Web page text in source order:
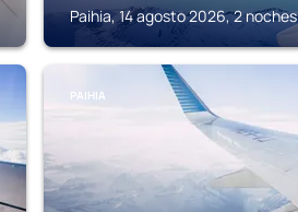
Paihia, 14 agosto 2026, 2 noches
PAIHIA